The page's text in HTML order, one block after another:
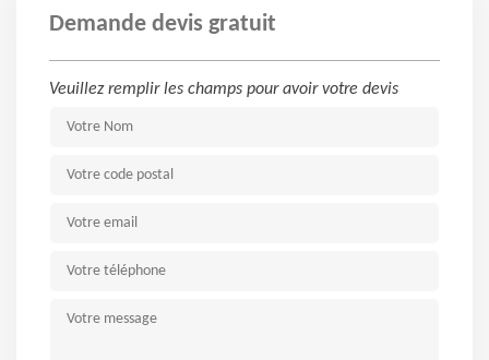
Demande devis gratuit
Veuillez remplir les champs pour avoir votre devis